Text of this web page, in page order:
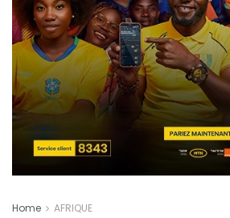
Home AFRIQUE